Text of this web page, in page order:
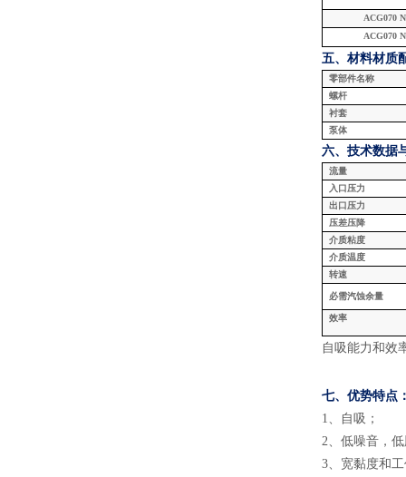
ACG070
ACG070
五、材料材质
零部件名称
螺杆
衬套
泵体
六、技术数据
流量
入口压力
出口压力
压差压降
介质粘度
介质温度
转速
必需汽蚀余量
效率
自吸能力和效
七、 优势特点
1、 自吸 ；
2、 低噪音，
3、 宽黏度和